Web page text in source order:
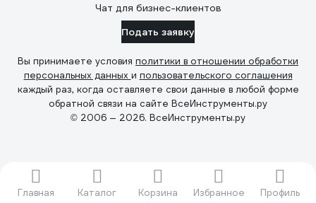
Главная Каталог Корзина Избранное Профиль
Чат для бизнес-клиентов
Подать заявку
Вы принимаете условия политики в отношении обработки
персональных данных и пользовательского соглашения
каждый раз, когда оставляете свои данные в любой форме
обратной связи на сайте ВсеИнструменты.ру
© 2006 — 2026. ВсеИнструменты.ру